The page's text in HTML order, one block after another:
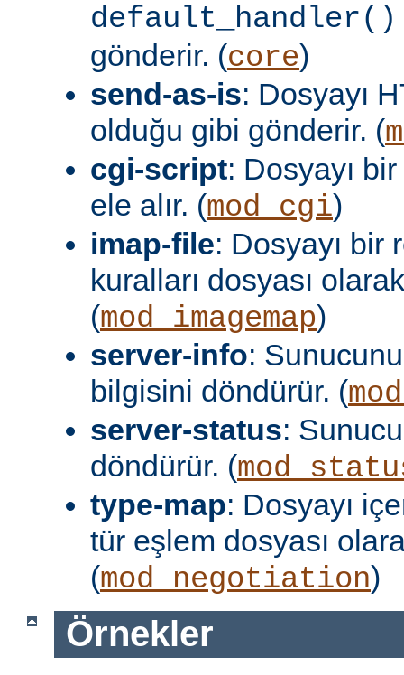
default_handler()
gönderir. (core)
send-as-is: Dosyayı
olduğu gibi gönderir. (
cgi-script: Dosyayı
ele alır. (mod_cgi)
imap-file: Dosyayı bir
kuralları dosyası
(mod_imagemap)
server-info:
bilgisini döndürür. (
server-status:
döndürür. (
type-map: Dosyayı
tür eşlem dosyası
(mod_negotiation)
Örnekler